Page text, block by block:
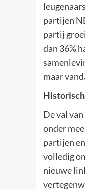
partijen
partij
dan 36%
maar
De val
onder
partijen
volledig
nieuwe